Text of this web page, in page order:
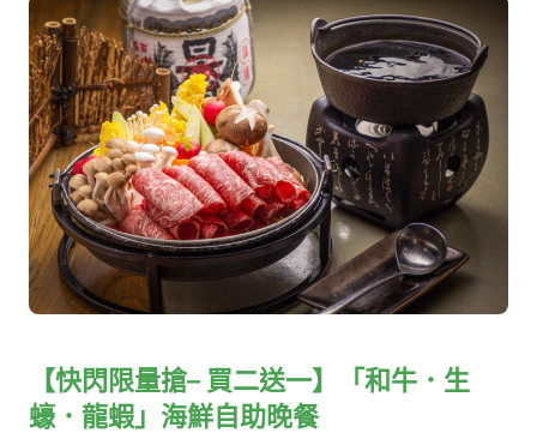
【快閃限量搶– 買二送一】「和牛．生
蠔．龍蝦」海鮮自助晚餐